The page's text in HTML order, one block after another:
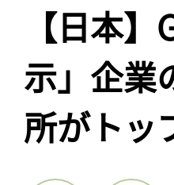
【日本
示」企業
所がトッ